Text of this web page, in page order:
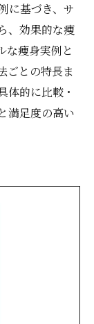
に基づき、サ
、効果的な痩
な痩身実例と
ごとの特長ま
体的に比較・
満足度の高い